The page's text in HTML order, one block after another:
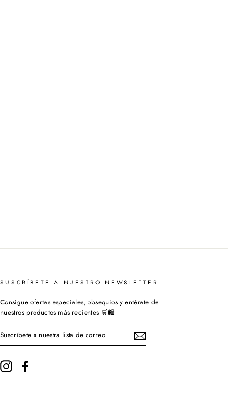
SUSCRÍBETE A NUESTRO NEWSLETTER
Consigue ofertas especiales, obsequios y entérate de
nuestros productos más recientes 🛒🛍️
A
NUESTRA
DE
CORREO
Instagram